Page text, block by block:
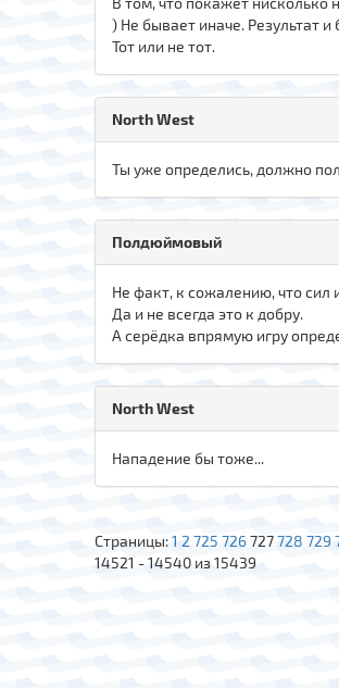
) Не бывает иначе. Результат и
Тот или не тот.
North West
Ты уже определись, должно
Полдюймовый
Не факт, к сожалению, что сил
Да и не всегда это к добру.
А серёдка впрямую игру
North West
Нападение бы тоже...
Страницы:1 2 725 726727728 729
14521 - 14540 из 15439